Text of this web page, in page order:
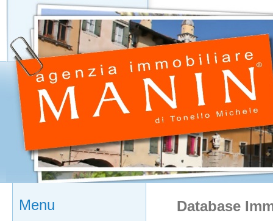
Menu Database